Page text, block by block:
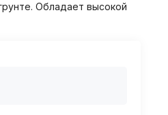
Обладает высокой